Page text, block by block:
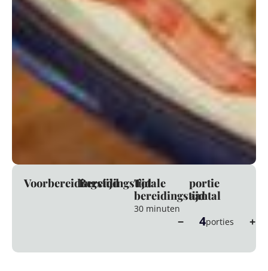
Voorbereidingstijd
Bereidingstijd
Totale
bereidingstijd
30 minuten
portie
aantal
− 4porties +